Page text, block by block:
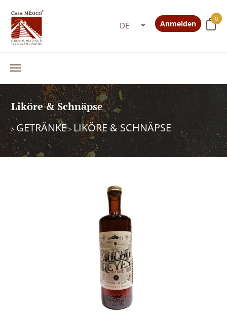
0
Anmelden
Liköre & Schnäpse
> GETRÄNKE> LIKÖRE & SCHNÄPSE